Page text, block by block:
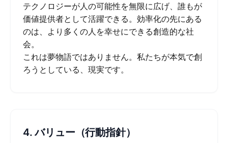
テクノロジーが人の可能性を無限に広げ、誰もが
価値提供者として活躍できる。効率化の先にある
のは、より多くの人を幸せにできる創造的な社
会。
これは夢物語ではありません。私たちが本気で創
ろうとしている、現実です。
4. バリュー（行動指針）